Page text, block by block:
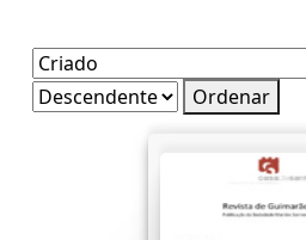
Ordenar